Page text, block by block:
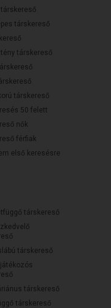
társkereső
társkereső
társkereső
50 felett
nők
férfiak
első keresésre
társkereső
társkereső
társkereső
társkereső